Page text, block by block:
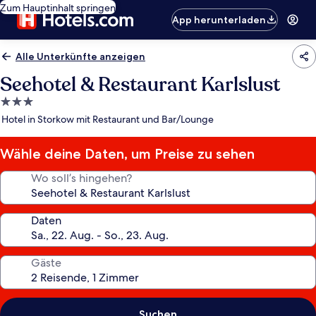
Zum Hauptinhalt springen
App herunterladen
Alle Unterkünfte anzeigen
Seehotel & Restaurant Karlslust
3.0-
Sterne-
Hotel in Storkow mit Restaurant und Bar/Lounge
Wähle deine Daten, um Preise zu sehen
Wo soll’s hingehen?
Daten
Gäste